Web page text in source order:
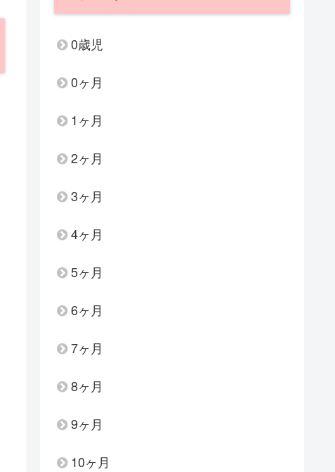
0歳児
0ヶ月
1ヶ月
2ヶ月
3ヶ月
4ヶ月
5ヶ月
6ヶ月
7ヶ月
8ヶ月
9ヶ月
10ヶ月